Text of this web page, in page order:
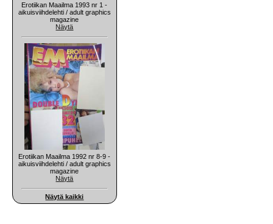
Erotiikan Maailma 1993 nr 1 -
aikuisviihdelehti / adult graphics
magazine
Näytä
Erotiikan Maailma 1992 nr 8-9 -
aikuisviihdelehti / adult graphics
magazine
Näytä
Näytä kaikki